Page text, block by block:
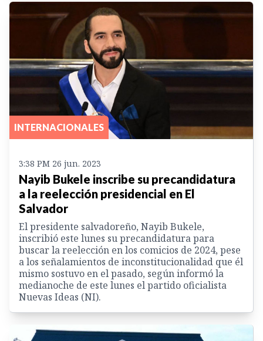
INTERNACIONALES
3:38 PM 26 jun. 2023
Nayib Bukele inscribe su precandidatura
a la reelección presidencial en El
Salvador
El presidente salvadoreño, Nayib Bukele,
inscribió este lunes su precandidatura para
buscar la reelección en los comicios de 2024, pese
a los señalamientos de inconstitucionalidad que él
mismo sostuvo en el pasado, según informó la
medianoche de este lunes el partido oficialista
Nuevas Ideas (NI).